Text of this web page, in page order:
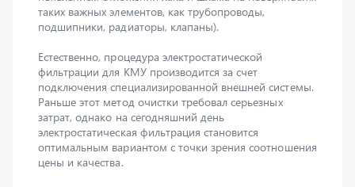
Естественно, процедура электростатической
фильтрации для КМУ производится за счет
подключения специализированной внешней системы.
Раньше этот метод очистки требовал серьезных
затрат, однако на сегодняшний день
электростатическая фильтрация становится
оптимальным вариантом с точки зрения соотношения
цены и качества.
Вернуться к списку статей